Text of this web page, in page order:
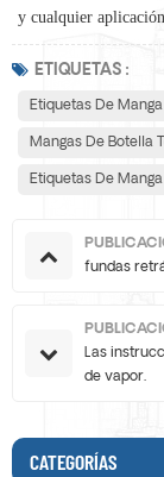
y cualquier
ETIQUETAS :
Etiquetas De
Mangas De Botella
Etiquetas De
fundas
Las
de vapor.
CATEGORÍAS